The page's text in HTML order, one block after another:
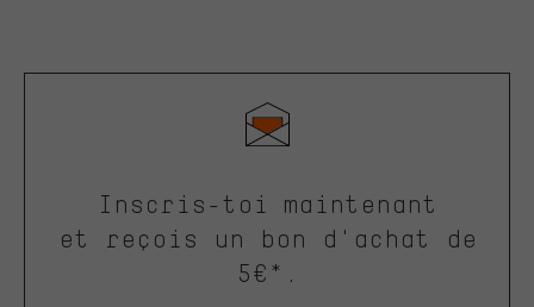
Inscris-toi maintenant
et reçois un bon d'achat de
5€*.